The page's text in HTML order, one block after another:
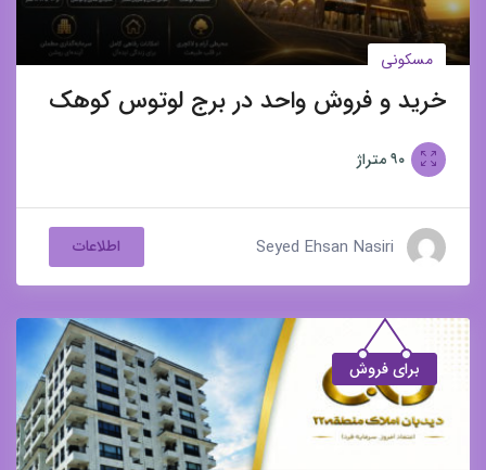
مسکونی
خرید و فروش واحد در برج لوتوس کوهک
۹۰متراژ
Seyed Ehsan Nasiri اطلاعات
برای فروش